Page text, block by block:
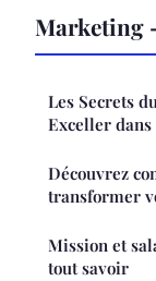
Marketing
Les Secrets
Exceller
Découvrez
transformer
Mission et
tout savoir